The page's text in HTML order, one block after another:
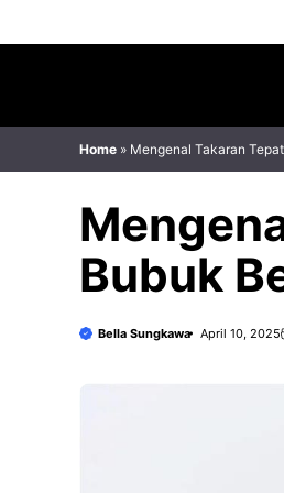
to
Home » Mengenal Takaran
Bubuk
Bella Sungkawa April 10, 2025